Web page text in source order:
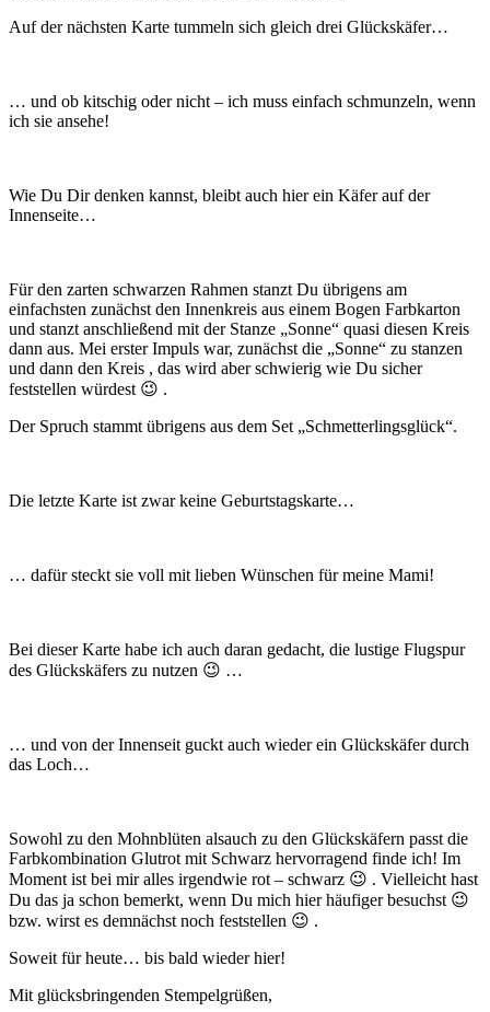
Auf der nächsten Karte tummeln sich gleich drei Glückskäfer…
… und ob kitschig oder nicht – ich muss einfach schmunzeln, wenn
ich sie ansehe!
Wie Du Dir denken kannst, bleibt auch hier ein Käfer auf der
Innenseite…
Für den zarten schwarzen Rahmen stanzt Du übrigens am
einfachsten zunächst den Innenkreis aus einem Bogen Farbkarton
und stanzt anschließend mit der Stanze „Sonne“ quasi diesen Kreis
dann aus. Mei erster Impuls war, zunächst die „Sonne“ zu stanzen
und dann den Kreis , das wird aber schwierig wie Du sicher
feststellen würdest 😉 .
Der Spruch stammt übrigens aus dem Set „Schmetterlingsglück“.
Die letzte Karte ist zwar keine Geburtstagskarte…
… dafür steckt sie voll mit lieben Wünschen für meine Mami!
Bei dieser Karte habe ich auch daran gedacht, die lustige Flugspur
des Glückskäfers zu nutzen 😉 …
… und von der Innenseit guckt auch wieder ein Glückskäfer durch
das Loch…
Sowohl zu den Mohnblüten alsauch zu den Glückskäfern passt die
Farbkombination Glutrot mit Schwarz hervorragend finde ich! Im
Moment ist bei mir alles irgendwie rot – schwarz 😉 . Vielleicht hast
Du das ja schon bemerkt, wenn Du mich hier häufiger besuchst 😉
bzw. wirst es demnächst noch feststellen 😉 .
Soweit für heute… bis bald wieder hier!
Mit glücksbringenden Stempelgrüßen,